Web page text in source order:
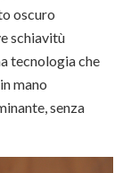
oscuro
schiavitù
tecnologia che
mano
senza